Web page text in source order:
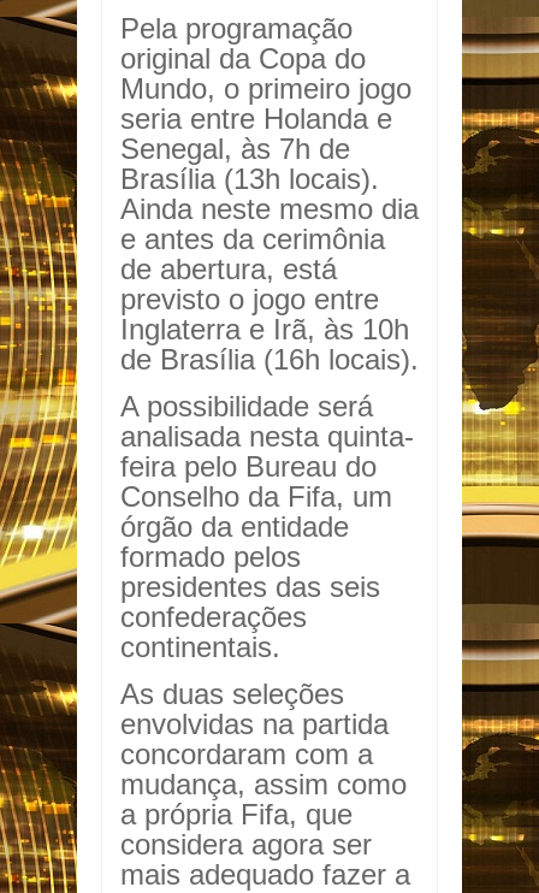
Pela programação
original da Copa do
Mundo, o primeiro jogo
seria entre Holanda e
Senegal, às 7h de
Brasília (13h locais).
Ainda neste mesmo dia
e antes da cerimônia
de abertura, está
previsto o jogo entre
Inglaterra e Irã, às 10h
de Brasília (16h locais).
A possibilidade será
analisada nesta quinta-
feira pelo Bureau do
Conselho da Fifa, um
órgão da entidade
formado pelos
presidentes das seis
confederações
continentais.
As duas seleções
envolvidas na partida
concordaram com a
mudança, assim como
a própria Fifa, que
considera agora ser
mais adequado fazer a